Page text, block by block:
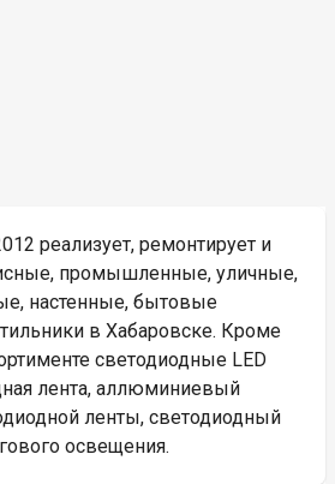
реализует, ремонтирует и
промышленные, уличные,
настенные, бытовые
в Хабаровске. Кроме
светодиодные LED
лента, аллюминиевый
ленты, светодиодный
освещения.